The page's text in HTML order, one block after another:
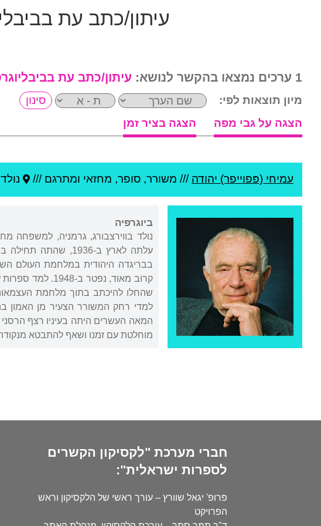
עיתון/כתב עת
1 ערכים נמצאו בהקשר לנושא: עיתון/כתב עת
מיון תוצאות לפי:
הצגה על גבי מפה
הצגה בציר זמן
עמיחי (פּפוייפר) יהודה /// משורר, סופר, מחזאי ומתרגם ///
ביוגרפיה
נולד בווירצבורג, גרמניה, למשפחה
עלתה לארץ ב-1936,
בבריגדה היהודית במלחמת העולם
קרוב מאוד,
שהחלו להיכתב בתוך מלחמת
למדי רחק המשורר הצעיר מן האמון
המאה העשרים היתה בעיניו רצף
מוחלטת עם זמנו ושאף להתבטא מנקודת
חברי מערכת "לקסיקון הקשרים
לספרות ישראלית":
פרופ' יגאל שוורץ – עורך ראשי של הלקסיקון וראש
הפרויקט